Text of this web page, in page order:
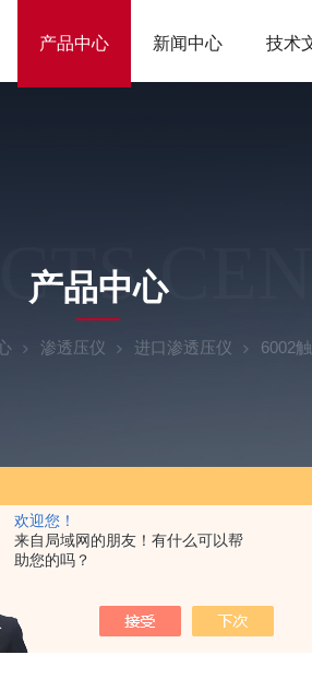
欢迎您！
来自局域网的朋友！有什么可以帮
助您的吗？
产品中心 新闻中心 技术
产品中心
渗透压仪 进口渗透压仪 6002
养箱 4300ELLSA半自动分析仪PC控